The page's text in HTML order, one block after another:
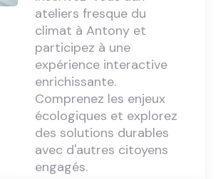
ateliers fresque du
climat à Antony et
participez à une
expérience interactive
enrichissante.
Comprenez les enjeux
écologiques et explorez
des solutions durables
avec d'autres citoyens
engagés.